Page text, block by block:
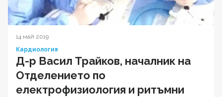
14 май 2019
Кардиология
Д-р Васил Трайков, началник на
Отделението по
електрофизиология и ритъмни